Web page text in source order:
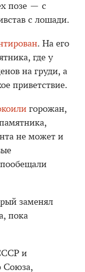
позе — с
с лошади.
. На его
где у
на груди, а
приветствие.
горожан,
не может и
заменял
пока
и
Союза,